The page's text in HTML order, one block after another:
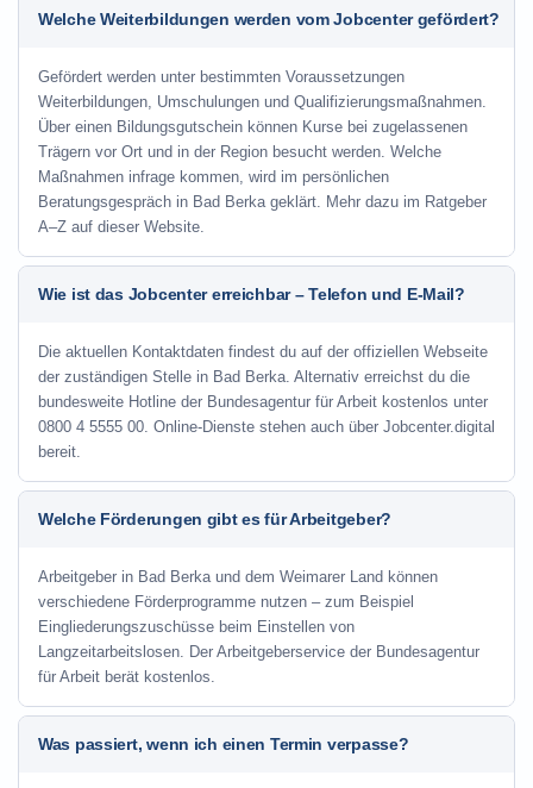
Welche Weiterbildungen werden vom Jobcenter gefördert?
Gefördert werden unter bestimmten Voraussetzungen
Weiterbildungen, Umschulungen und Qualifizierungsmaßnahmen.
Über einen Bildungsgutschein können Kurse bei zugelassenen
Trägern vor Ort und in der Region besucht werden. Welche
Maßnahmen infrage kommen, wird im persönlichen
Beratungsgespräch in Bad Berka geklärt. Mehr dazu im Ratgeber
A–Z auf dieser Website.
Wie ist das Jobcenter erreichbar – Telefon und E-Mail?
Die aktuellen Kontaktdaten findest du auf der offiziellen Webseite
der zuständigen Stelle in Bad Berka. Alternativ erreichst du die
bundesweite Hotline der Bundesagentur für Arbeit kostenlos unter
0800 4 5555 00. Online-Dienste stehen auch über Jobcenter.digital
bereit.
Welche Förderungen gibt es für Arbeitgeber?
Arbeitgeber in Bad Berka und dem Weimarer Land können
verschiedene Förderprogramme nutzen – zum Beispiel
Eingliederungszuschüsse beim Einstellen von
Langzeitarbeitslosen. Der Arbeitgeberservice der Bundesagentur
für Arbeit berät kostenlos.
Was passiert, wenn ich einen Termin verpasse?